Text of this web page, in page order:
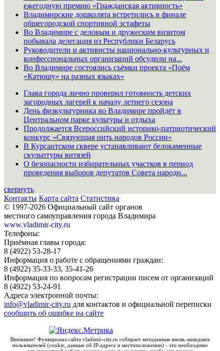
ежегодную премию «Гражданская активность»
Владимирские дошколята встретились в финале
общегородской спортивной эстафеты
Во Владимире с деловым и дружеским визитом
побывала делегация из Республики Беларусь
Руководители и активисты национально-культурных и
конфессиональных организаций обсудили на...
Во Владимире состоялись съёмки проекта «Поём
«Катюшу» на разных языках»
Глава города лично проверил готовность детских
загородных лагерей к началу летнего сезона
День физкультурника во Владимире пройдёт в
Центральном парке культуры и отдыха
Продолжается Всероссийский историко-патриотический
конкурс «Связующая нить народов России»
В Курсантском сквере устанавливают белокаменные
скульптуры витязей
О безопасности избирательных участков в период
проведения выборов депутатов Совета народн...
свернуть
Контакты Карта сайта Статистика
© 1997-2026 Официальный сайт органов
местного самоуправления города Владимира
www.vladimir-city.ru
Телефоны:
Приёмная главы города:
8 (4922) 53-28-17
Информация о работе с обращениями граждан:
8 (4922) 35-33-33, 35-41-26
Информация по вопросам регистрации писем от организаций
8 (4922) 53-24-91
Адреса электронной почты:
info@vladimir-city.ru для контактов и официальной переписки
сообщить об ошибке на сайте
Внимание! Функционал сайта vladimir-city.ru собирает метаданные вновь зашедших
пользователей (cookie, данные об IP-адресе и местоположении) - это необходимо